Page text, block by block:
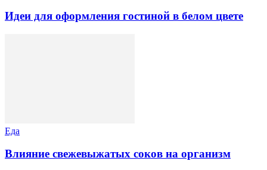
Идеи для оформления гостиной в белом цвете
Еда
Влияние свежевыжатых соков на организм